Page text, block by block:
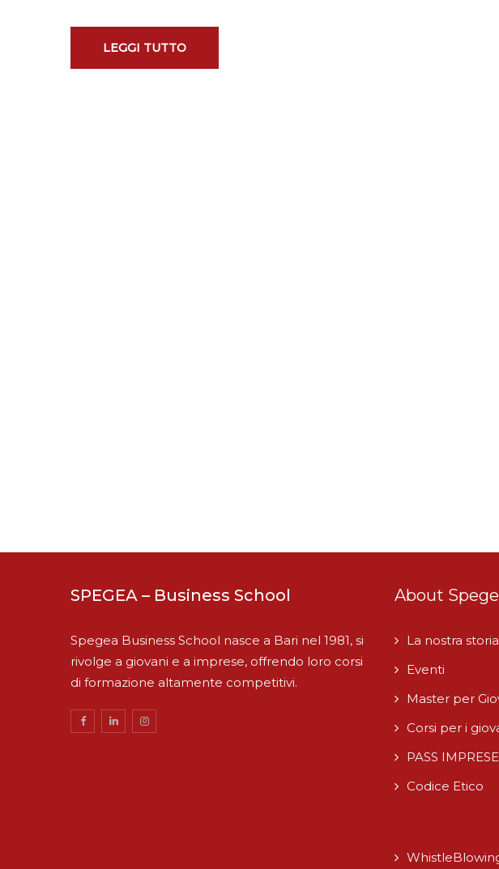
LEGGI TUTTO
SPEGEA – Business School
Spegea Business School nasce a Bari nel 1981, si
rivolge a giovani e a imprese, offrendo loro corsi
di formazione altamente competitivi.
About
La nostra storia
Eventi
Master per
Corsi per i
PASS
Codice Etico